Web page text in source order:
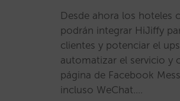
Desde ahora los hoteles
podrán integrar HiJiffy
clientes y potenciar el
automatizar el servicio y
página de Facebook
incluso WeChat.…